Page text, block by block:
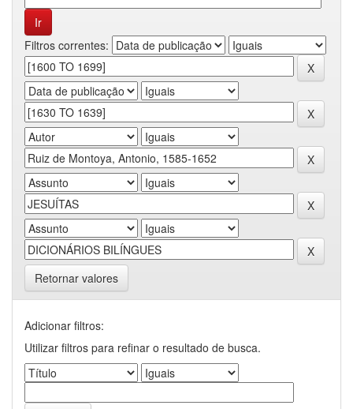
Filtros correntes:
Retornar valores
Adicionar filtros:
Utilizar filtros para refinar o resultado de busca.